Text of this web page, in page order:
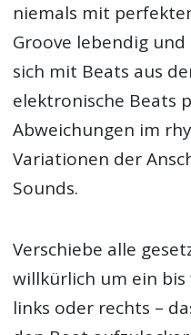
niemals mit
Groove lebendig
sich mit Beats aus
elektronische Beats
Abweichungen im
Variationen der
Sounds.
Verschiebe alle
willkürlich um ein bis
links oder rechts –